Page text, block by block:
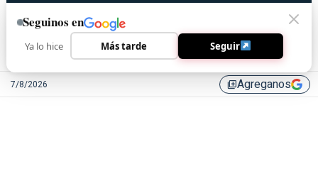
7/8/2026 library_addAgreganos
Seguinos en
Ya lo hice Más tarde Seguir